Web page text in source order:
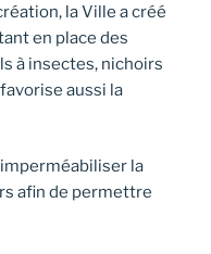
la Ville a créé
en place des
à insectes, nichoirs
aussi la
la
afin de permettre